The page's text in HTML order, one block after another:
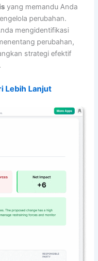
yang memandu Anda
perubahan.
mengidentifikasi
perubahan,
strategi efektif
Lebih Lanjut